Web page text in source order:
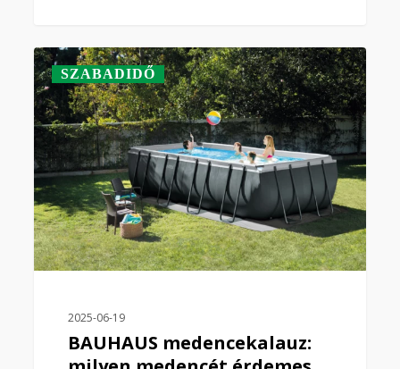
SZABADIDŐ
2025-06-19
BAUHAUS medencekalauz:
0